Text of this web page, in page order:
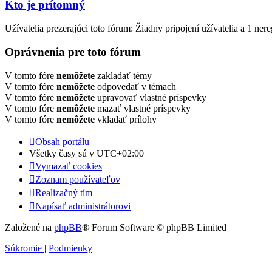
Kto je prítomný
Užívatelia prezerajúci toto fórum: Žiadny pripojení užívatelia a 1
Oprávnenia pre toto fórum
V tomto fóre nemôžete zakladať témy
V tomto fóre nemôžete odpovedať v témach
V tomto fóre nemôžete upravovať vlastné príspevky
V tomto fóre nemôžete mazať vlastné príspevky
V tomto fóre nemôžete vkladať prílohy
Obsah portálu
Všetky časy sú v UTC+02:00
Vymazať cookies
Zoznam používateľov
Realizačný tím
Napísať administrátorovi
Založené na phpBB® Forum Software © phpBB Limited
Súkromie | Podmienky